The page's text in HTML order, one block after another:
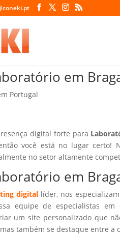
em
Portugal
digital forte para
você está no lugar certo!
no setor altamente
em
digitallíder, nos
equipe de especialistas
um site personalizado que
também se destaque entre a